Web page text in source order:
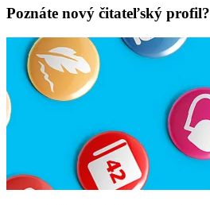
Poznáte nový čitateľský profil?